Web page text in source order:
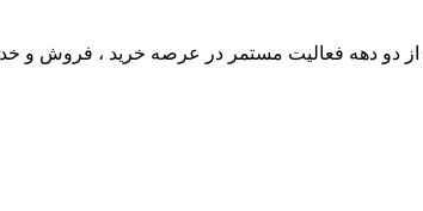
از دو دهه فعالیت مستمر در عرصه خرید ، فروش